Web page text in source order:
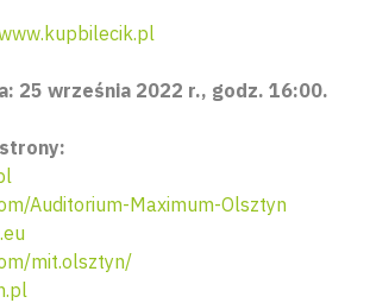
25 września 2022 r., godz. 16:00.
Auditorium-Maximum-Olsztyn
mit.olsztyn/